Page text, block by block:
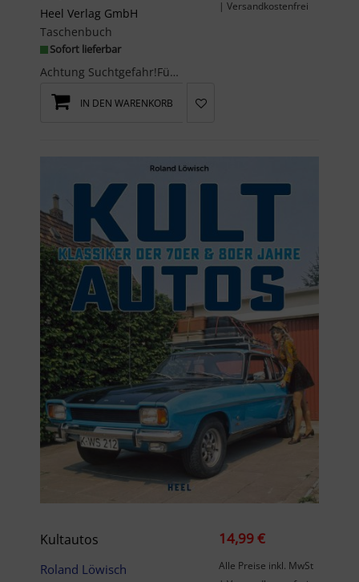
Heel Verlag GmbH
Taschenbuch
Sofort lieferbar
Achtung Suchtgefahr!Für alle Fans der Kulteismarke 'Ben und Jerry's' ist dieses Buch einfach ein ...
| Versandkostenfrei
IN DEN WARENKORB
Kultautos
Roland Löwisch
14,99 €
Alle Preise inkl. MwSt